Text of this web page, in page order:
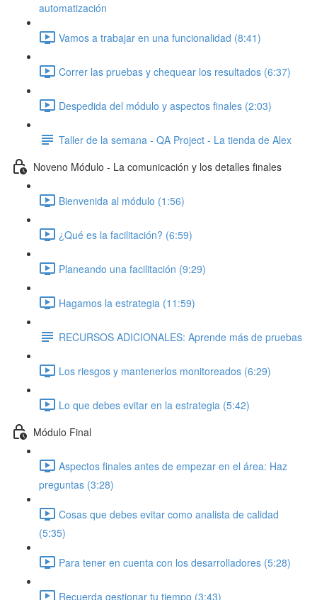
automatización
Vamos a trabajar en una funcionalidad (8:41)
Correr las pruebas y chequear los resultados (6:37)
Despedida del módulo y aspectos finales (2:03)
Taller de la semana - QA Project - La tienda de Alex
Noveno Módulo - La comunicación y los detalles finales
Bienvenida al módulo (1:56)
¿Qué es la facilitación? (6:59)
Planeando una facilitación (9:29)
Hagamos la estrategia (11:59)
RECURSOS ADICIONALES: Aprende más de pruebas
Los riesgos y mantenerlos monitoreados (6:29)
Lo que debes evitar en la estrategia (5:42)
Módulo Final
Aspectos finales antes de empezar en el área: Haz
preguntas (3:28)
Cosas que debes evitar como analista de calidad
(5:35)
Para tener en cuenta con los desarrolladores (5:28)
Recuerda gestionar tu tiempo (3:43)